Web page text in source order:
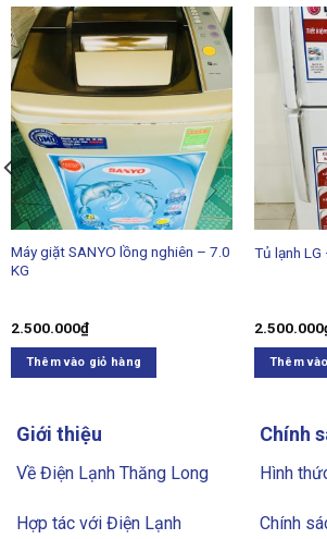
Máy giặt SANYO lồng nghiên – 7.0
KG
2.500.000₫
Thêm vào giỏ hàng
Tủ lạnh LG
2.500.000
Thêm
Giới thiệu
Về Điện Lạnh Thăng Long
Hợp tác với Điện Lạnh
Chính
Hình
Chính